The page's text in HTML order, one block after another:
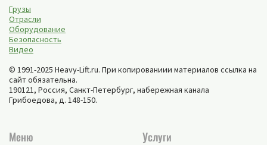
Грузы
Отрасли
Оборудование
Безопасность
Видео
© 1991-2025 Heavy-Lift.ru. При копированиии материалов ссылка на
сайт обязательна.
190121, Россия, Санкт-Петербург, набережная канала
Грибоедова, д. 148-150.
Меню Услуги